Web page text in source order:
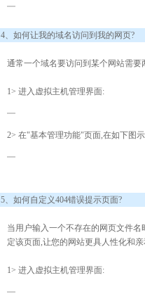
4、如何让我的域名访问到我的网页?
通常一个域名要访问到某个网站需
1> 进入虚拟主机管理界面:
2> 在"基本管理功能"页面,在如下图
5、如何自定义404错误提示页面?
当用户输入一个不存在的网页文件
定该页面,让您的网站更具人性化和
1> 进入虚拟主机管理界面: